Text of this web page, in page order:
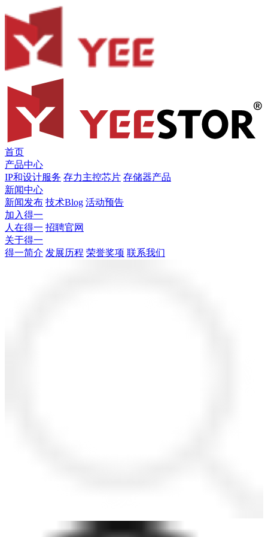
首页
产品中心
IP和设计服务 存力主控芯片 存储器产品
新闻中心
新闻发布 技术Blog 活动预告
加入得一
人在得一 招聘官网
关于得一
得一简介 发展历程 荣誉奖项 联系我们